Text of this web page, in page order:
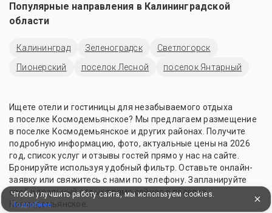
Популярные направления в Калининградской
области
Калининград Зеленоградск
Светлогорск
Пионерский
поселок Лесной поселок Янтарный
Ищете отели и гостиницы для незабываемого отдыха
в поселке Космодемьянское? Мы предлагаем размещение
в поселке Космодемьянское и других районах. Получите
подробную информацию, фото, актуальные цены на 2026
год, список услуг и отзывы гостей прямо у нас на сайте.
Бронируйте используя удобный фильтр. Оставьте онлайн-
заявку или свяжитесь с нами по телефону. Запланируйте
свой идеальный отдых прямо сейчас в поселке
Космодемьянское.
Чтобы улучшить работу сайта, мы используем cookies.
Подробнее